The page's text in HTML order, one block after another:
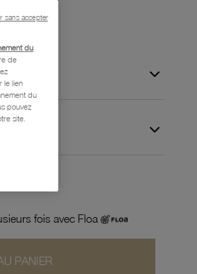
fois avec Floa
PANIER
du
de
le lien
du
pouvez
site.
sans accepter